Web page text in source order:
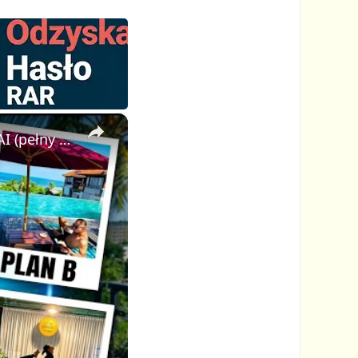
×
Jak stworzyłem wirusowe wideo Plan A Plan B w pętli z pomocą AI (pełny poradnik FlexClip)